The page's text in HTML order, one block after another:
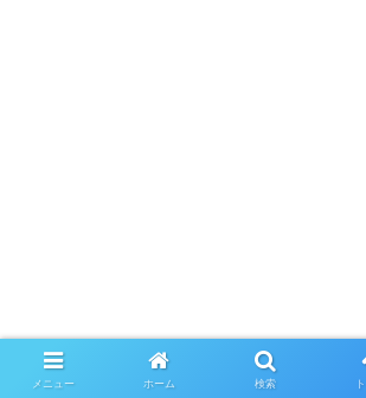
メニュー ホーム 検索